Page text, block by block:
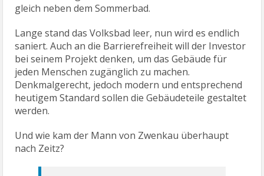
gleich neben dem Sommerbad.
Lange stand das Volksbad leer, nun wird es endlich
saniert. Auch an die Barrierefreiheit will der Investor
bei seinem Projekt denken, um das Gebäude für
jeden Menschen zugänglich zu machen.
Denkmalgerecht, jedoch modern und entsprechend
heutigem Standard sollen die Gebäudeteile gestaltet
werden.
Und wie kam der Mann von Zwenkau überhaupt
nach Zeitz?